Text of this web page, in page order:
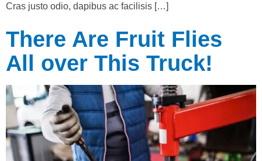
Cras justo odio, dapibus ac facilisis […]
There Are Fruit Flies
All over This Truck!